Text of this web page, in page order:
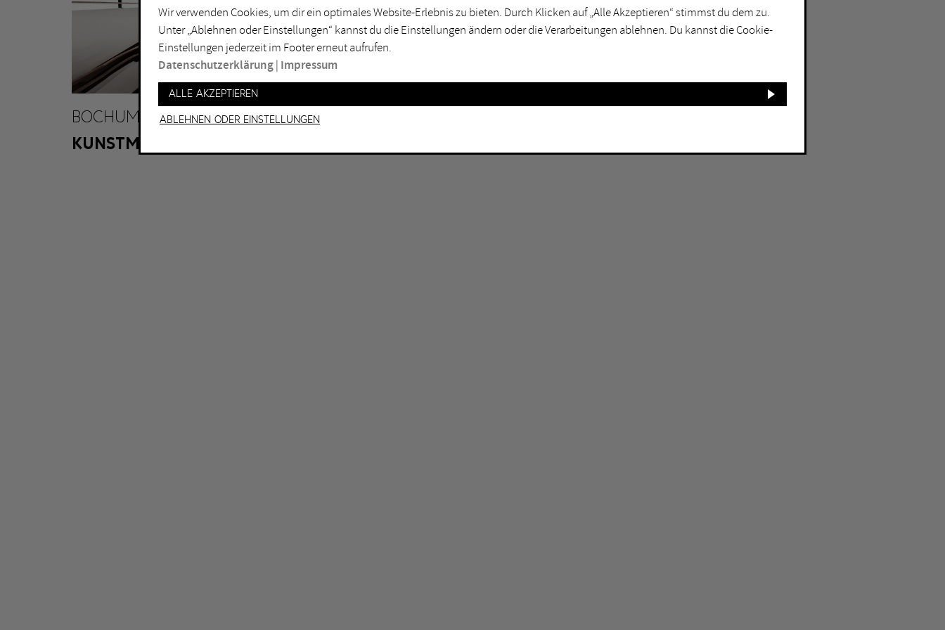
Lichtkunst
Performance
Skulptur
Duisburg
Essen
Hagen
Hamm
Mülheim an der Ruhr
Oberhausen
Unna
Witten
BOCHUM
KUNSTMUSEUM BOCHUM
Wir verwenden Cookies, um dir ein optimales Website-Erlebnis zu bieten. Durch Klicken auf „Alle Akzeptieren“ stimmst du dem zu.
Unter „Ablehnen oder Einstellungen“ kannst du die Einstellungen ändern oder die Verarbeitungen ablehnen. Du kannst die Cookie-
Einstellungen jederzeit im Footer erneut aufrufen.
Datenschutzerklärung| Impressum
Alle akzeptieren
Ablehnen oder Einstellungen